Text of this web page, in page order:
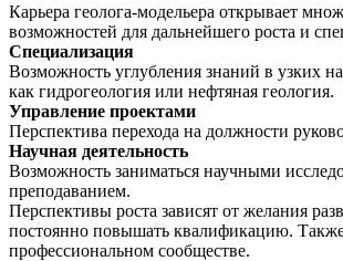
Карьера геолога-модельера открывает
возможностей для дальнейшего роста и
Специализация
Возможность углубления знаний в узких
как гидрогеология или нефтяная геология.
Управление проектами
Перспектива перехода на должности
Научная деятельность
Возможность заниматься научными
преподаванием.
Перспективы роста зависят от желания
постоянно повышать квалификацию.
профессиональном сообществе.